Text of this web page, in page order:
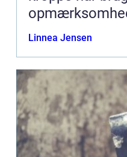
Linnea Jensen